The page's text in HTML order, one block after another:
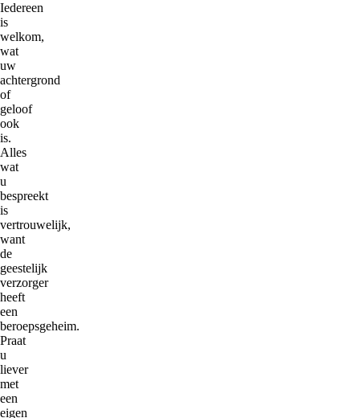
Iedereen
is
welkom,
wat
uw
achtergrond
of
geloof
ook
is.
Alles
wat
u
bespreekt
is
vertrouwelijk,
want
de
geestelijk
verzorger
heeft
een
beroepsgeheim.
Praat
u
liever
met
een
eigen